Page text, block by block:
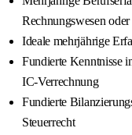
Rechnungswesen
Ideale mehrjährige
Fundierte Kenntnisse
IC-Verrechnung
Fundierte
Steuerrecht